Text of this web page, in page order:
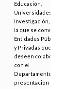
Educación,
Universidades e
Investigación, por
la que se convoca a
Entidades Públicas
y Privadas que
deseen colaborar
con el
Departamento a la
presentación de